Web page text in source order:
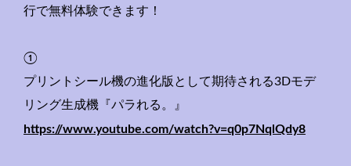
行で無料体験できます！
①
プリントシール機の進化版として期待される3Dモデ
リング生成機 『パラれる。』
https://www.youtube.com/watch?v=q0p7NqlQdy8